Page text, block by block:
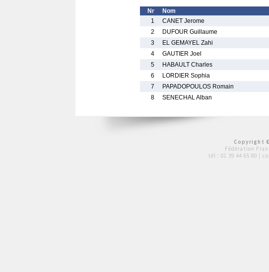
Nr Nom
1
CANET Jerome
2
DUFOUR Guillaume
3
EL GEMAYEL Zahi
4
GAUTIER Joel
5
HABAULT Charles
6
LORDIER Sophia
7
PAPADOPOULOS Romain
8
SENECHAL Alban
Copyright
Fédération
tél : 01 39 44 65 80 |